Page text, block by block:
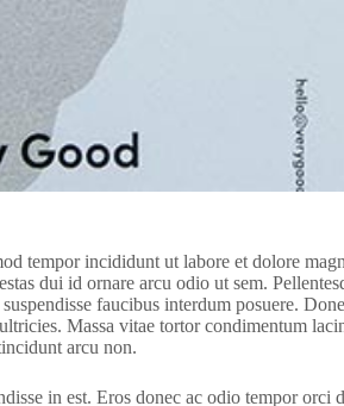
tempor incididunt ut labore et dolore
dui id ornare arcu odio ut sem.
faucibus interdum posuere.
Massa vitae tortor condimentum
arcu non.
in est. Eros donec ac odio tempor